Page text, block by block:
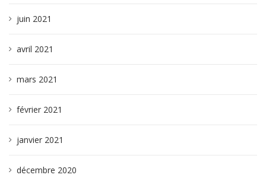
juin 2021
avril 2021
mars 2021
février 2021
janvier 2021
décembre 2020